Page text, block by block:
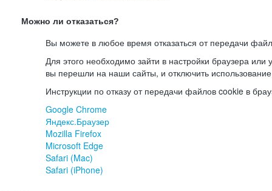
Можно ли отказаться?
Вы можете в любое время отказаться от передачи
Для этого необходимо зайти в настройки браузера или
вы перешли на наши сайты, и отключить
Инструкции по отказу от передачи файлов cookie в
Google Chrome
Яндекс.Браузер
Mozilla Firefox
Microsoft Edge
Safari (Mac)
Safari (iPhone)